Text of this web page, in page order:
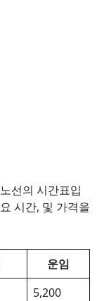
선의 시간표입
시간, 및 가격을
운임
5,200